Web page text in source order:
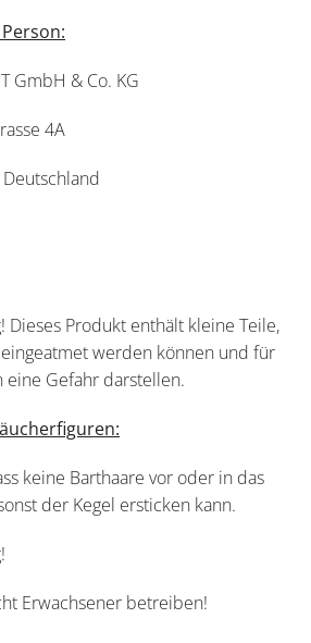
GmbH & Co. KG
4A
Dieses Produkt enthält kleine Teile,
werden können und für
eine Gefahr darstellen.
keine Barthaare vor oder in das
der Kegel ersticken kann.
Erwachsener betreiben!